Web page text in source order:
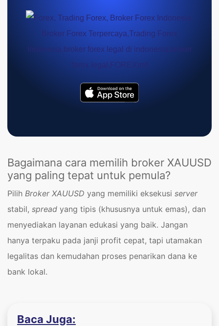
Bagaimana cara memilih broker XAUUSD
yang paling tepat untuk pemula?
Pilih Broker XAUUSD yang memiliki eksekusi server
stabil, spread yang tipis (khususnya untuk emas), dan
menyediakan layanan edukasi yang baik. Jangan
hanya terpaku pada janji profit cepat, tapi utamakan
legalitas dan kemudahan proses penarikan dana ke
bank lokal.
Baca Juga: